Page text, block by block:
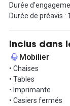
Le prix comprend
climatisation,
L'espace vous
une visite.
Informations
travail
Nos formules :
Durée
Durée de préavis :
Inclus dans
Mobilier
• Chaises
• Tables
• Imprimante
• Casiers fermés